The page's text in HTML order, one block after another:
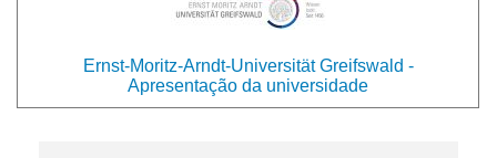
Ernst-Moritz-Arndt-Universität Greifswald -
Apresentação da universidade